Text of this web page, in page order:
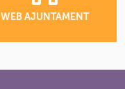
WEB AJUNTAMENT